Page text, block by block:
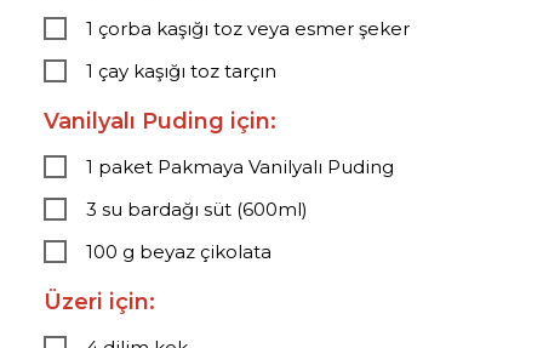
1 çorba kaşığı toz veya esmer şeker
1 çay kaşığı toz tarçın
Vanilyalı Puding için:
1 paket Pakmaya Vanilyalı Puding
3 su bardağı süt (600ml)
100 g beyaz çikolata
Üzeri için: